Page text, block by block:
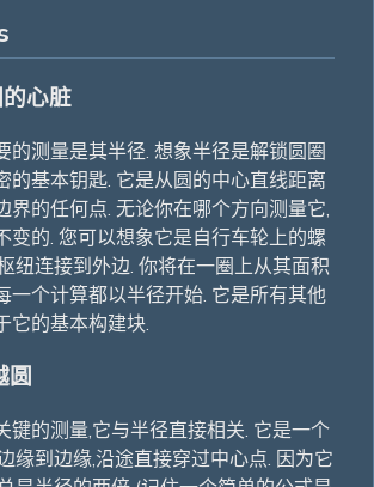
心脏
的测量是其半径. 想象半径是解锁圆圈
的基本钥匙. 它是从圆的中心直线距离
界的任何点. 无论你在哪个方向测量它,
变的. 您可以想象它是自行车轮上的螺
纽连接到外边. 你将在一圈上从其面积
一个计算都以半径开始. 它是所有其他
它的基本构建块.
圆
键的测量,它与半径直接相关. 它是一个
缘到边缘,沿途直接穿过中心点. 因为它